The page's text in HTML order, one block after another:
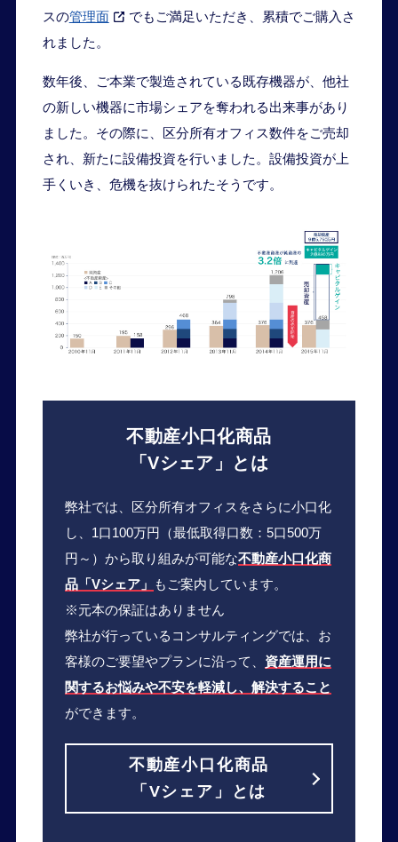
スの管理面
でもご満足いただき、累積でご購入さ
れました。
数年後、ご本業で製造されている既存機器が、他社
の新しい機器に市場シェアを奪われる出来事があり
ました。その際に、区分所有オフィス数件をご売却
され、新たに設備投資を行いました。設備投資が上
手くいき、危機を抜けられたそうです。
不動産小口化商品
「Vシェア」とは
弊社では、区分所有オフィスをさらに小口化
し、1口100万円（最低取得口数：5口500万
円～）から取り組みが可能な不動産小口化商
品「Vシェア」
もご案内しています。
※元本の保証はありません
弊社が行っているコンサルティングでは、お
客様のご要望やプランに沿って、 資産運用に
関するお悩みや不安を軽減し、解決すること
ができます。
不動産小口化商品
「Vシェア」とは